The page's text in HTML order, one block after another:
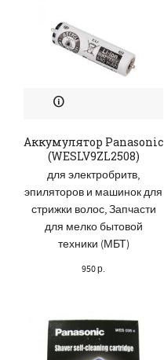
Аккумулятор Panasonic
(WESLV9ZL2508)
для электробритв,
эпиляторов и машинок для
стрижки волос,Запчасти
для мелко бытовой
техники (МБТ)
950р.